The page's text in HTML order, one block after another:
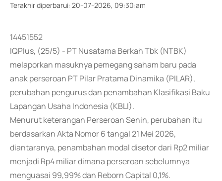
Terakhir diperbarui: 20-07-2026, 09:30:am
14451552
IQPlus, (25/5) - PT Nusatama Berkah Tbk (NTBK)
melaporkan masuknya pemegang saham baru pada
anak perseroan PT Pilar Pratama Dinamika (PILAR),
perubahan pengurus dan penambahan Klasifikasi Baku
Lapangan Usaha Indonesia (KBLI).
Menurut keterangan Perseroan Senin, perubahan itu
berdasarkan Akta Nomor 6 tangal 21 Mei 2026,
diantaranya, penambahan modal disetor dari Rp2 miliar
menjadi Rp4 miliar dimana perseroan sebelumnya
menguasai 99,99% dan Reborn Capital 0,1%.